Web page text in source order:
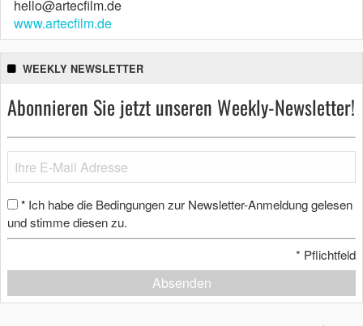
hello@artecfilm.de
www.artecfilm.de
WEEKLY NEWSLETTER
Abonnieren Sie jetzt unseren Weekly-Newsletter!
* Ich habe die Bedingungen zur Newsletter-Anmeldung gelesen
und stimme diesen zu.
* Pflichtfeld
Absenden